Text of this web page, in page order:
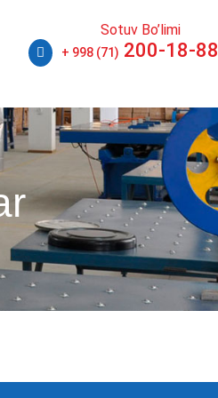
Sotuv Bo’limi
+ 998 (71) 200-18-88